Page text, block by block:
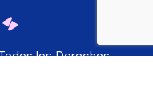
los Derechos